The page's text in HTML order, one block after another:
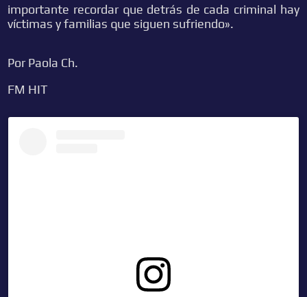
importante recordar que detrás de cada criminal hay
víctimas y familias que siguen sufriendo».
Por Paola Ch.
FM HIT